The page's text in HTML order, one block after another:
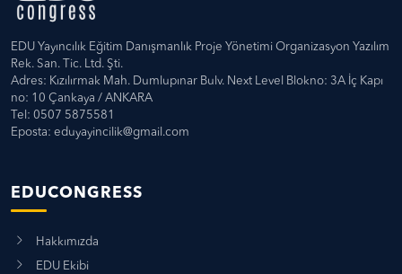
EDU Yayıncılık Eğitim Danışmanlık Proje Yönetimi Organizasyon Yazılım
Rek. San. Tic. Ltd. Şti.
Adres: Kızılırmak Mah. Dumlupınar Bulv. Next Level Blokno: 3A İç Kapı
no: 10 Çankaya / ANKARA
Tel: 0507 5875581
Eposta: eduyayincilik@gmail.com
EDUCONGRESS
Hakkımızda
EDU Ekibi